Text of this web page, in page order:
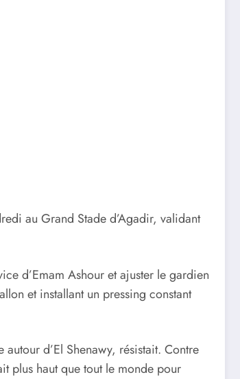
au Grand Stade d’Agadir, validant
d’Emam Ashour et ajuster le gardien
et installant un pressing constant
d’El Shenawy, résistait. Contre
plus haut que tout le monde pour